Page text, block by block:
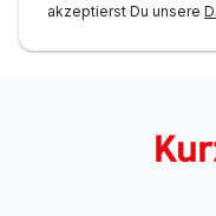
akzeptierst Du unsere